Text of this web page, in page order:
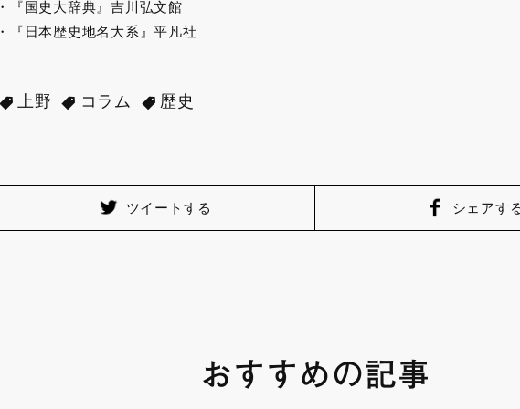
・『国史大辞典』吉川弘文館
・『日本歴史地名大系』平凡社
上野 コラム 歴史
ツイートする シェアす
おすすめの記事